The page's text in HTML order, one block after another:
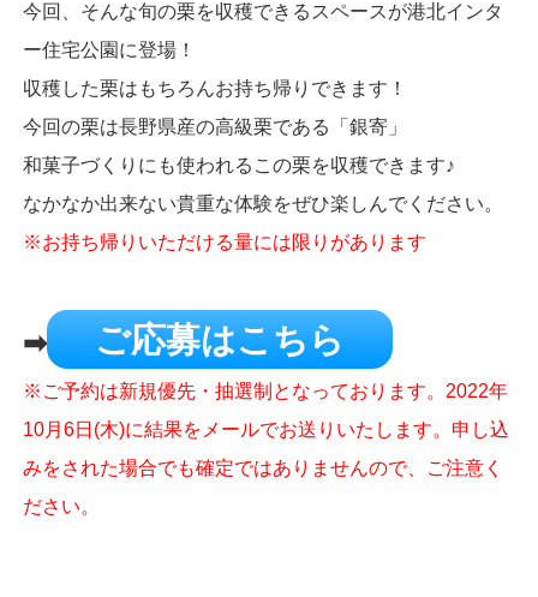
今回、そんな旬の栗を収穫できるスペースが港北インタ
ー住宅公園に登場！
収穫した栗はもちろんお持ち帰りできます！
今回の栗は長野県産の高級栗である「銀寄」
和菓子づくりにも使われるこの栗を収穫できます♪
なかなか出来ない貴重な体験をぜひ楽しんでください。
※お持ち帰りいただける量には限りがあります
➡ ご応募はこちら
※ご予約は新規優先・抽選制となっております。2022年
10月6日(木)に結果をメールでお送りいたします。申し込
みをされた場合でも確定ではありませんので、ご注意く
ださい。